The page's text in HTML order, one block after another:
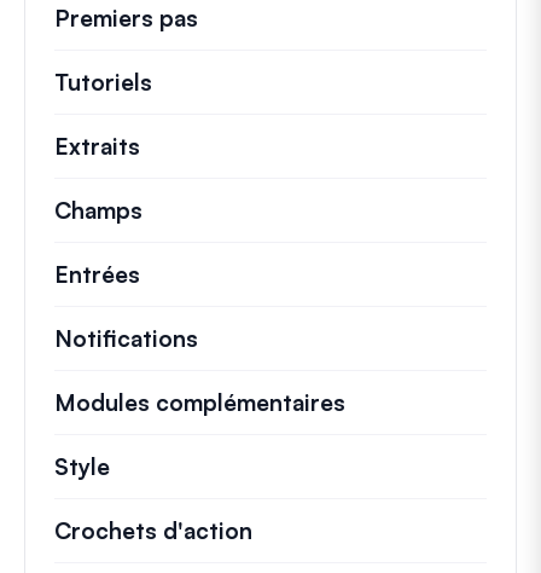
Premiers pas
Tutoriels
Extraits
Champs
Entrées
Notifications
Modules complémentaires
Style
Crochets d'action